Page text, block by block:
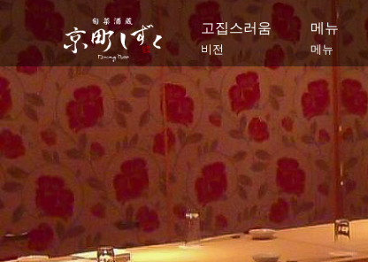
고집스러움
비전
메뉴
메뉴